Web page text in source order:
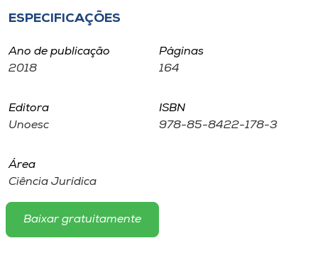
Selecione
o idioma
A+
ESPECIFICAÇÕES
Ano de publicação
2018
Páginas
164
Editora
Unoesc
ISBN
978-85-8422-178-3
Área
Ciência Jurídica
Baixar gratuitamente